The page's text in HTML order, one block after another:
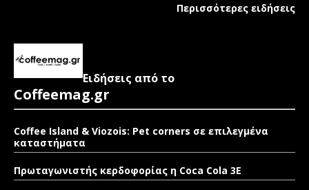
Περισσότερες ειδήσεις
Ειδήσεις από το
Coffeemag.gr
Coffee Island & Viozois: Pet corners σε επιλεγμένα
καταστήματα
Πρωταγωνιστής κερδοφορίας η Coca Cola 3E